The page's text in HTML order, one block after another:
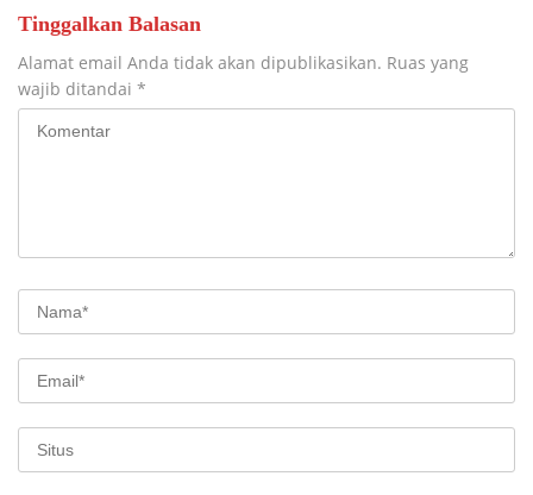
Tinggalkan Balasan
Alamat email Anda tidak akan dipublikasikan. Ruas yang
wajib ditandai *